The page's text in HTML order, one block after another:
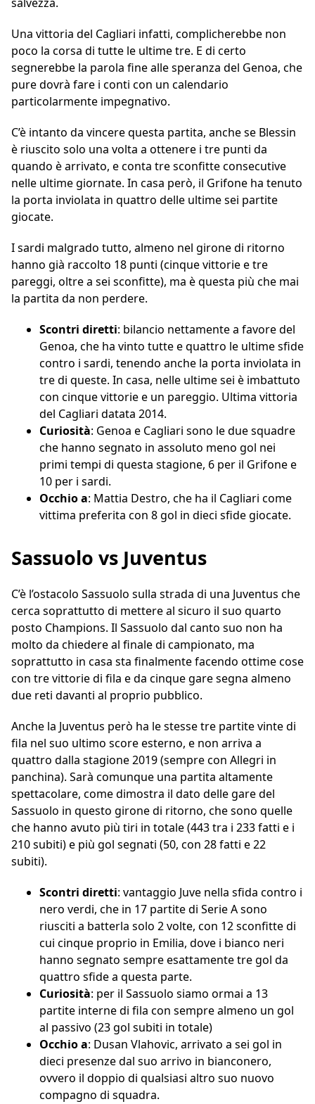
salvezza.
Una vittoria del Cagliari infatti, complicherebbe non
poco la corsa di tutte le ultime tre. E di certo
segnerebbe la parola fine alle speranza del Genoa, che
pure dovrà fare i conti con un calendario
particolarmente impegnativo.
C’è intanto da vincere questa partita, anche se Blessin
è riuscito solo una volta a ottenere i tre punti da
quando è arrivato, e conta tre sconfitte consecutive
nelle ultime giornate. In casa però, il Grifone ha tenuto
la porta inviolata in quattro delle ultime sei partite
giocate.
I sardi malgrado tutto, almeno nel girone di ritorno
hanno già raccolto 18 punti (cinque vittorie e tre
pareggi, oltre a sei sconfitte), ma è questa più che mai
la partita da non perdere.
Scontri diretti: bilancio nettamente a favore del
Genoa, che ha vinto tutte e quattro le ultime sfide
contro i sardi, tenendo anche la porta inviolata in
tre di queste. In casa, nelle ultime sei è imbattuto
con cinque vittorie e un pareggio. Ultima vittoria
del Cagliari datata 2014.
Curiosità: Genoa e Cagliari sono le due squadre
che hanno segnato in assoluto meno gol nei
primi tempi di questa stagione, 6 per il Grifone e
10 per i sardi.
Occhio a: Mattia Destro, che ha il Cagliari come
vittima preferita con 8 gol in dieci sfide giocate.
Sassuolo vs Juventus
C’è l’ostacolo Sassuolo sulla strada di una Juventus che
cerca soprattutto di mettere al sicuro il suo quarto
posto Champions. Il Sassuolo dal canto suo non ha
molto da chiedere al finale di campionato, ma
soprattutto in casa sta finalmente facendo ottime cose
con tre vittorie di fila e da cinque gare segna almeno
due reti davanti al proprio pubblico.
Anche la Juventus però ha le stesse tre partite vinte di
fila nel suo ultimo score esterno, e non arriva a
quattro dalla stagione 2019 (sempre con Allegri in
panchina). Sarà comunque una partita altamente
spettacolare, come dimostra il dato delle gare del
Sassuolo in questo girone di ritorno, che sono quelle
che hanno avuto più tiri in totale (443 tra i 233 fatti e i
210 subiti) e più gol segnati (50, con 28 fatti e 22
subiti).
Scontri diretti: vantaggio Juve nella sfida contro i
nero verdi, che in 17 partite di Serie A sono
riusciti a batterla solo 2 volte, con 12 sconfitte di
cui cinque proprio in Emilia, dove i bianco neri
hanno segnato sempre esattamente tre gol da
quattro sfide a questa parte.
Curiosità: per il Sassuolo siamo ormai a 13
partite interne di fila con sempre almeno un gol
al passivo (23 gol subiti in totale)
Occhio a: Dusan Vlahovic, arrivato a sei gol in
dieci presenze dal suo arrivo in bianconero,
ovvero il doppio di qualsiasi altro suo nuovo
compagno di squadra.